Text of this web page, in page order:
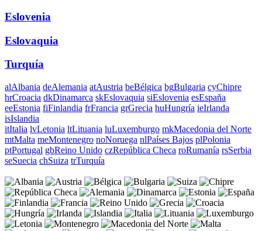
Eslovenia
Eslovaquia
Turquía
alAlbania deAlemania atAustria beBélgica bgBulgaria cyChipre
hrCroacia dkDinamarca skEslovaquia siEslovenia esEspaña
eeEstonia fiFinlandia frFrancia grGrecia huHungría ieIrlanda
isIslandia
itItalia lvLetonia ltLituania luLuxemburgo mkMacedonia del Norte
mtMalta meMontenegro noNoruega nlPaíses Bajos plPolonia
ptPortugal gbReino Unido czRepública Checa roRumanía rsSerbia
seSuecia chSuiza trTurquía